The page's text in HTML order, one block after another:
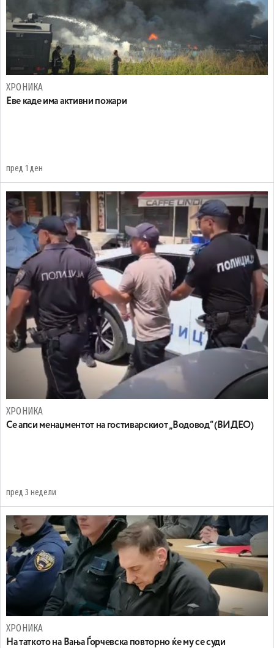
ХРОНИКА
Eве каде има активни пожари
пред 1 ден
ХРОНИКА
Се апси менаџментот на гостиварскиот „Водовод“ (ВИДЕО)
пред 3 недели
ХРОНИКА
На таткото на Вања Ѓорчевска повторно ќе му се суди